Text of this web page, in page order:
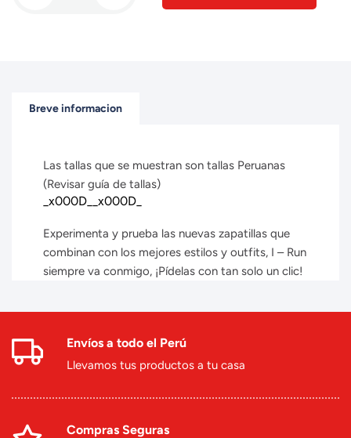
Breve informacion
Las tallas que se muestran son tallas Peruanas
(Revisar guía de tallas)
_x000D__x000D_
Experimenta y prueba las nuevas zapatillas que
combinan con los mejores estilos y outfits, I – Run
siempre va conmigo, ¡Pídelas con tan solo un clic!
Envíos a todo el Perú
Llevamos tus productos a tu casa
Compras Seguras